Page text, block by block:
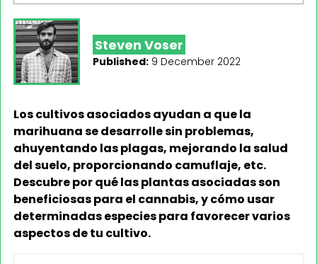
Steven Voser
Published: 9 December 2022
Los cultivos asociados ayudan a que la
marihuana se desarrolle sin problemas,
ahuyentando las plagas, mejorando la salud
del suelo, proporcionando camuflaje, etc.
Descubre por qué las plantas asociadas son
beneficiosas para el cannabis, y cómo usar
determinadas especies para favorecer varios
aspectos de tu cultivo.